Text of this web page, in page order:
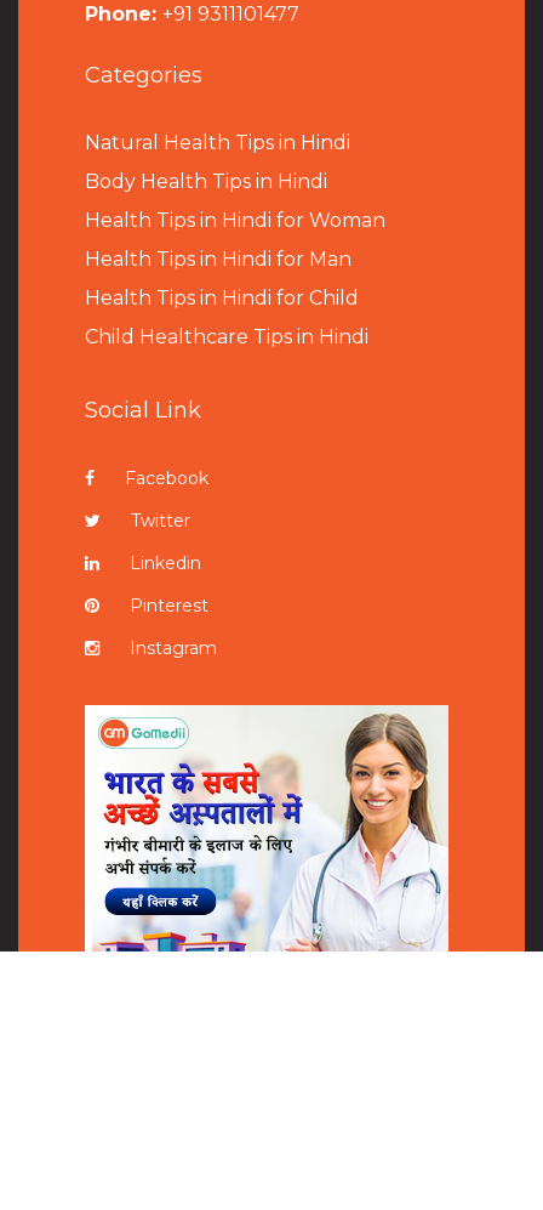
Phone: +91 9311101477
Categories
Natural Health Tips in Hindi
Body Health Tips in Hindi
Health Tips in Hindi for Woman
Health Tips in Hindi for Man
Health Tips in Hindi for Child
Child Healthcare Tips in Hindi
Social Link
Facebook
Twitter
Linkedin
Pinterest
Instagram